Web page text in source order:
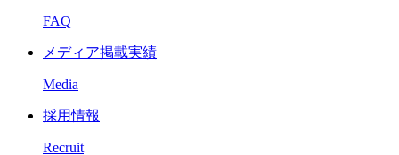
FAQ
メディア掲載実績
Media
採用情報
Recruit